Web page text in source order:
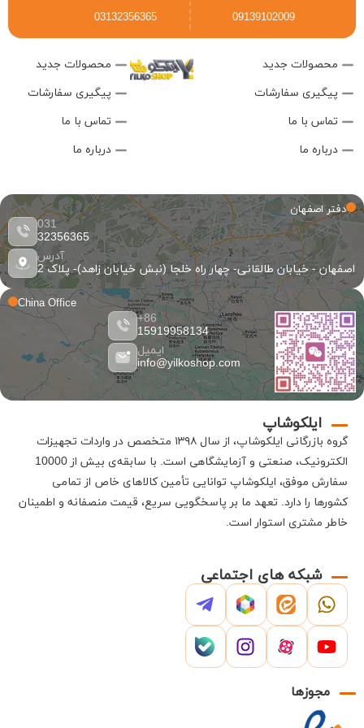
03132356365
09139102009
محصولات جدید
پیگیری سفارشات
تماس با ما
درباره ما
محصولات جدید
پیگیری سفارشات
تماس با ما
درباره ما
China Office
86+
15919958134
ایمیل
info@yilkoshop.com
دفتر اصفهان
031
32356365
آدرس
اصفهان - خیابان طالقانی- چهار راه خلجا (نبش خیابان زاهد)- پلاک 2
ایلکوشاپ
گروه بازرگانی ایلکوشاپ
، از سال ۱۳۹۸ متخصص در واردات تجهیزات
الکترونیک، صنعتی و آزمایشگاهی است.
با سابقه‌ی بیش از 10000
سفارش موفق، ایلکوشاپ توانایی تأمین کالاهای خاص از تمامی
کشورها را دارد. تعهد ما بر پاسخگویی سریع، قیمت منصفانه و اطمینان
خاطر مشتری استوار است.
شبکه های اجتماعی
مجوزها